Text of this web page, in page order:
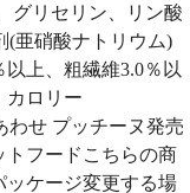
グリセリン、リン酸
(亜硝酸ナトリウム)
上、粗繊維3.0％以
カロリー
わせ プッチーヌ発売
トフードこちらの商
ッケージ変更する場